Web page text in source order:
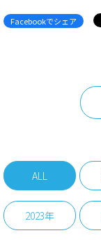
Facebookでシェア
ALL
2023年